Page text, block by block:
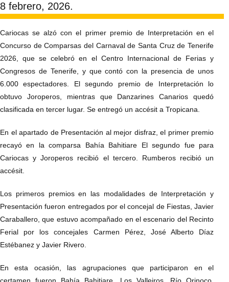
8 febrero, 2026.
Cariocas se alzó con el primer premio de Interpretación en el
Concurso de Comparsas del Carnaval de Santa Cruz de Tenerife
2026, que se celebró en el Centro Internacional de Ferias y
Congresos de Tenerife, y que contó con la presencia de unos
6.000 espectadores. El segundo premio de Interpretación lo
obtuvo Joroperos, mientras que Danzarines Canarios quedó
clasificada en tercer lugar. Se entregó un accésit a Tropicana.
En el apartado de Presentación al mejor disfraz, el primer premio
recayó en la comparsa Bahía Bahitiare El segundo fue para
Cariocas y Joroperos recibió el tercero. Rumberos recibió un
accésit.
Los primeros premios en las modalidades de Interpretación y
Presentación fueron entregados por el concejal de Fiestas, Javier
Caraballero, que estuvo acompañado en el escenario del Recinto
Ferial por los concejales Carmen Pérez, José Alberto Díaz
Estébanez y Javier Rivero.
En esta ocasión, las agrupaciones que participaron en el